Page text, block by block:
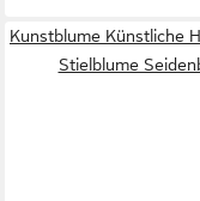
Kunstblume Künstliche
Stielblume